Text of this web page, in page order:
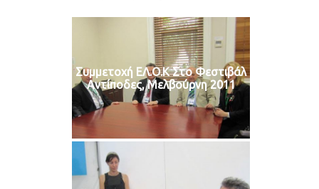
Συμμετοχή ΕΛ.Ο.Κ Στο Φεστιβάλ
Αντίποδες, Μελβούρνη 2011